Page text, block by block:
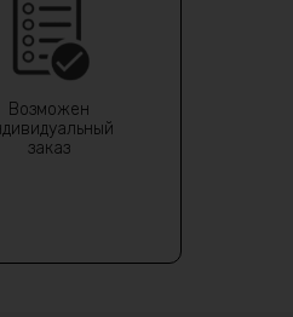
Возможен
заказ